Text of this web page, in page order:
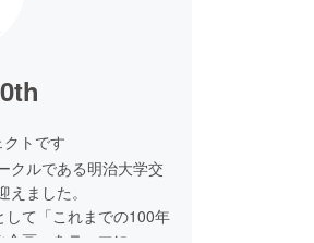
トです
クルである明治大学交
ました。
て「これまでの100年